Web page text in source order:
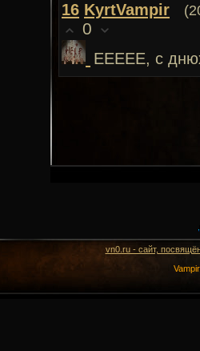
16 KyrtVampir
0
ЕЕЕЕЕ, с
vn0.ru - сайт,